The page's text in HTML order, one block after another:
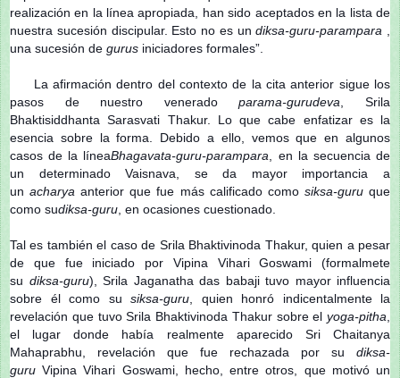
realización en la línea apropiada, han sido aceptados en la lista de
nuestra sucesión discipular. Esto no es undiksa-guru-parampara
una sucesión de gurus iniciadores formales”.
La afirmación dentro del contexto de la cita anterior sigue los
pasos de nuestro veneradoparama-gurudeva , Srila
Bhaktisiddhanta Sarasvati Thakur. Lo que cabe enfatizar es la
esencia sobre la forma. Debido a ello, vemos que en algunos
casos de la líneaBhagavata-guru-parampara , en la secuencia de
un determinado Vaisnava, se da mayor importancia a
unacharya anterior que fue más calificado como siksa-guruque
como sudiksa-guru , en ocasiones cuestionado.
Tal es también el caso de Srila Bhaktivinoda Thakur, quien a pesar
de que fue iniciado por Vipina Vihari Goswami (formalmete
su diksa-guru), Srila Jaganatha das babaji tuvo mayor influencia
sobre él como su siksa-guru , quien honró indicentalmente la
revelación que tuvo Srila Bhaktivinoda Thakur sobre el yoga-pitha
el lugar donde había realmente aparecido Sri Chaitanya
Mahaprabhu, revelación que fue rechazada por su diksa-
guru Vipina Vihari Goswami, hecho, entre otros, que motivó un